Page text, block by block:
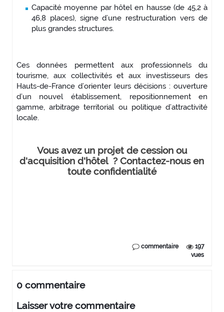
Capacité moyenne par hôtel en hausse (de 45,2 à
46,8 places), signe d’une restructuration vers de
plus grandes structures.
Ces données permettent aux professionnels du
tourisme, aux collectivités et aux investisseurs des
Hauts-de-France d’orienter leurs décisions : ouverture
d’un nouvel établissement, repositionnement en
gamme, arbitrage territorial ou politique d’attractivité
locale.
Vous avez un projet de cession ou
d'acquisition d'hôtel ? Contactez-nous en
toute confidentialité
commentaire
197
vues
0 commentaire
Laisser votre commentaire